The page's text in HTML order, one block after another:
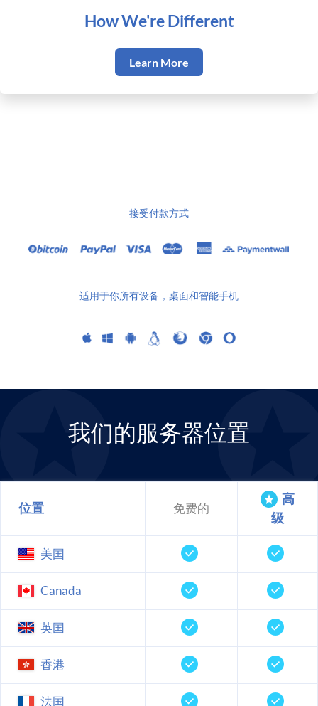
How We're Different
Learn More
接受付款方式
适用于你所有设备，桌面和智能手机
我们的服务器位置
位置 免费的
高
级
美国
Canada
英国
香港
法国